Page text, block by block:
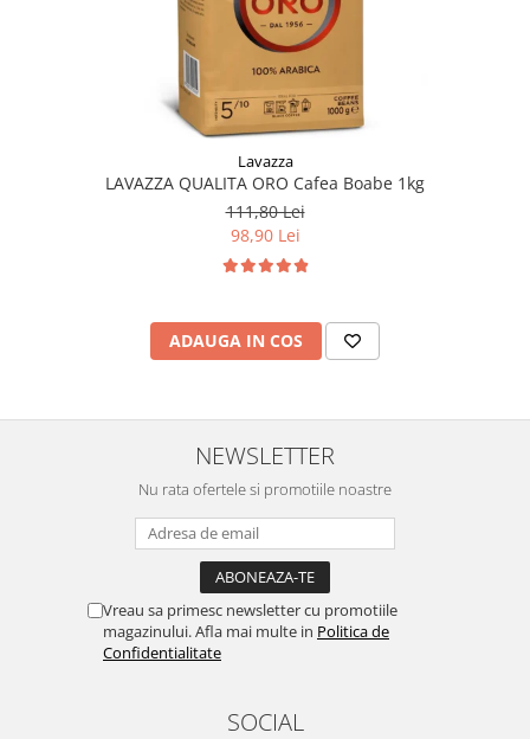
Lavazza
LAVAZZA QUALITA ORO Cafea Boabe 1kg
111,80 Lei
98,90 Lei
ADAUGA IN COS
NEWSLETTER
Nu rata ofertele si promotiile noastre
Vreau sa primesc newsletter cu promotiile
magazinului. Afla mai multe in Politica de
Confidentialitate
SOCIAL